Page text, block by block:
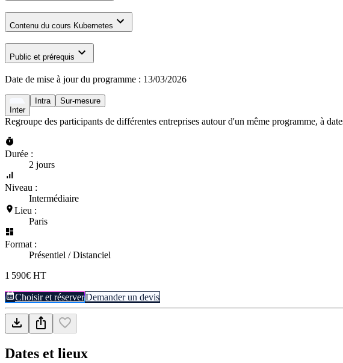
Contenu du cours Kubernetes
Public et prérequis
Date de mise à jour du programme : 13/03/2026
Inter
Intra Sur-mesure
Regroupe des participants de différentes entreprises autour d'un même programme, à
Durée :
2 jours
Niveau :
Intermédiaire
Lieu :
Paris
Format :
Présentiel / Distanciel
1 590€ HT
Choisir et réserverDemander un devis
Dates et lieux